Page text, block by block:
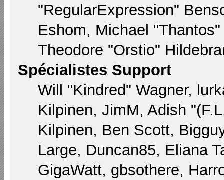
"RegularExpression"
Eshom, Michael
Theodore "Orstio"
Spécialistes Support
Will "Kindred" Wagner,
Kilpinen, JimM, Adish
Kilpinen, Ben Scott,
Large, Duncan85, Eliana
GigaWatt, gbsothere,